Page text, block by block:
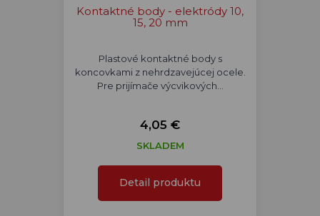
Kontaktné body - elektródy 10,
15, 20 mm
Plastové kontaktné body s
koncovkami z nehrdzavejúcej ocele.
Pre prijímače výcvikových…
4,05 €
SKLADEM
Detail produktu